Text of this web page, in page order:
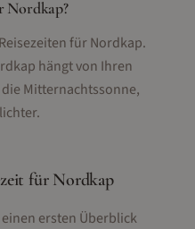
Nordkap?
für Nordkap.
hängt von Ihren
Mitternachtssonne,
für Nordkap
ersten Überblick